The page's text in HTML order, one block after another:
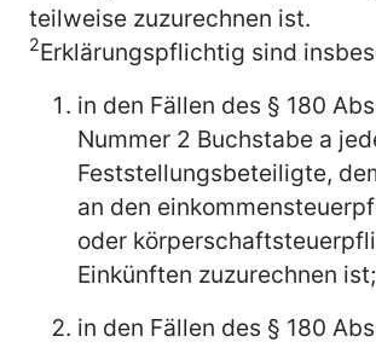
teilweise zuzurechnen ist.
2Erklärungspflichtig sind
in den Fällen des § 180
Nummer 2 Buchstabe a
Feststellungsbeteiligte,
an den
oder
Einkünften zuzurechnen ist;
in den Fällen des § 180